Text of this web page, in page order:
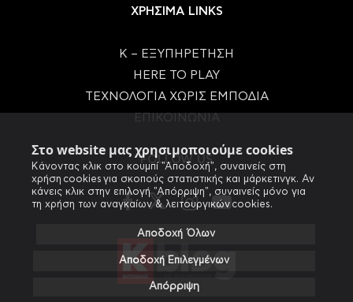
Στο website μας χρησιμοποιούμε cookies
Κάνοντας κλικ στο κουμπί "Αποδοχή", συναινείς στη
χρήση cookies για σκοπούς στατιστικής και μάρκετινγκ. Αν
κάνεις κλικ στην επιλογή "Απόρριψη", συναινείς μόνο για
τη χρήση των αναγκαίων & λειτουργικών cookies.
Αποδοχή Όλων
Αποδοχή Επιλεγμένων
Απόρριψη
ΧΡΗΣΙΜΑ LINKS
Κ – ΕΞΥΠΗΡΕΤΗΣΗ
HERE TO PLAY
ΤΕΧΝΟΛΟΓΙΑ ΧΩΡΙΣ ΕΜΠΟΔΙΑ
FOLLOW US